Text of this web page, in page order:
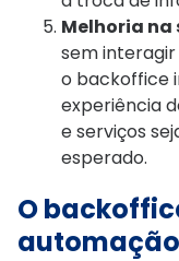
Melhoria
sem
o backoffice
experiência
e serviços
esperado.
O
automação